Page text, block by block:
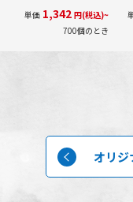
単価 1,342円(税込)~
700個のとき
オリジ